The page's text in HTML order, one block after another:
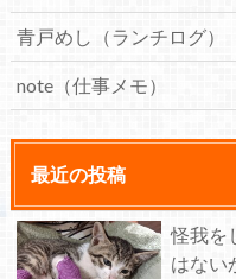
青戸めし（ランチログ）
note（仕事メモ）
最近の投稿
怪我を
はない